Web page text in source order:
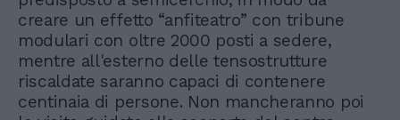
creare un effetto “anfiteatro” con tribune
modulari con oltre 2000 posti a sedere,
mentre all'esterno delle tensostrutture
riscaldate saranno capaci di contenere
centinaia di persone. Non mancheranno poi